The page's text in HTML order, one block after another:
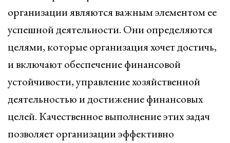
организации являются важным элементом ее
успешной деятельности. Они определяются
целями, которые организация хочет достичь,
и включают обеспечение финансовой
устойчивости, управление хозяйственной
деятельностью и достижение финансовых
целей. Качественное выполнение этих задач
позволяет организации эффективно